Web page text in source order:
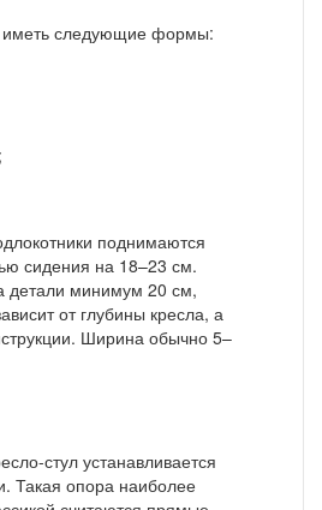
следующие формы:
поднимаются
сидения на 18–23 см.
детали минимум 20 см,
от глубины кресла, а
Ширина обычно 5–
стул устанавливается
Такая опора наиболее